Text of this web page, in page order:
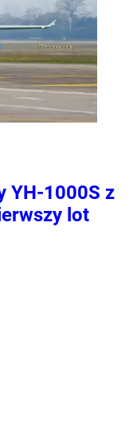
YH-1000S z
lot